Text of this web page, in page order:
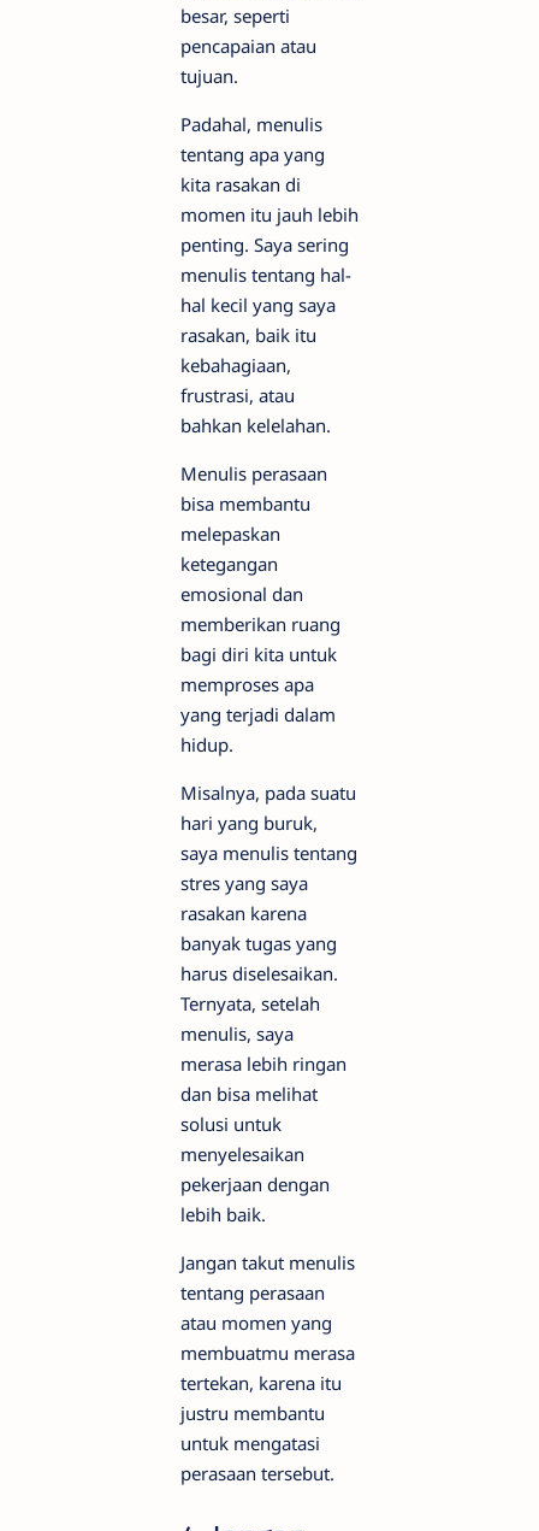
besar, seperti
pencapaian atau
tujuan.
Padahal, menulis
tentang apa yang
kita rasakan di
momen itu jauh lebih
penting. Saya sering
menulis tentang hal-
hal kecil yang saya
rasakan, baik itu
kebahagiaan,
frustrasi, atau
bahkan kelelahan.
Menulis perasaan
bisa membantu
melepaskan
ketegangan
emosional dan
memberikan ruang
bagi diri kita untuk
memproses apa
yang terjadi dalam
hidup.
Misalnya, pada suatu
hari yang buruk,
saya menulis tentang
stres yang saya
rasakan karena
banyak tugas yang
harus diselesaikan.
Ternyata, setelah
menulis, saya
merasa lebih ringan
dan bisa melihat
solusi untuk
menyelesaikan
pekerjaan dengan
lebih baik.
Jangan takut menulis
tentang perasaan
atau momen yang
membuatmu merasa
tertekan, karena itu
justru membantu
untuk mengatasi
perasaan tersebut.